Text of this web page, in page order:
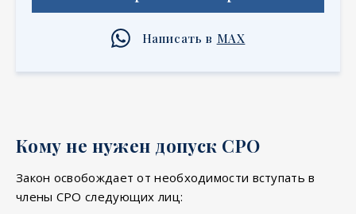
Написать в MAX
Кому не нужен допуск СРО
Закон освобождает от необходимости вступать в
члены СРО следующих лиц: